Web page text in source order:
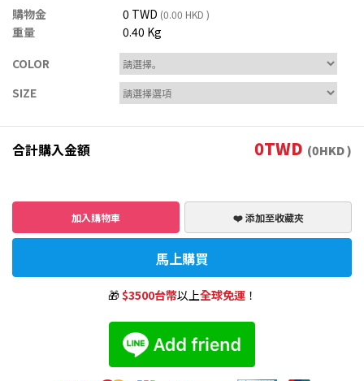
購物金 0 TWD (0.00 HKD )
重量
0.40 Kg
COLOR
SIZE
合計購入金額 0TWD (0HKD )
加入購物車 ❤️ 添加至收藏夾
馬上購買
🎁$3500台幣以上全球免運！